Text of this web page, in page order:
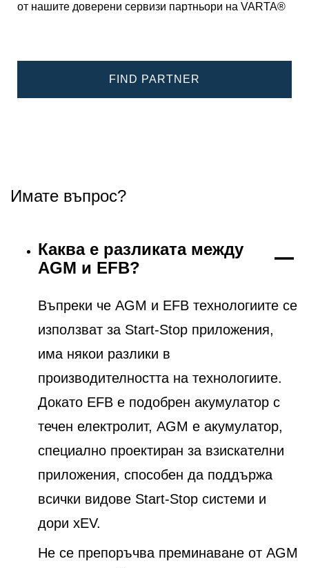
от нашите доверени сервизи партньори на VARTA®
FIND PARTNER
Имате въпрос?
Каква е разликата между
AGM и EFB?
Въпреки че AGM и EFB технологиите се
използват за Start-Stop приложения,
има някои разлики в
производителността на технологиите.
Докато EFB е подобрен акумулатор с
течен електролит, AGM е акумулатор,
специално проектиран за взискателни
приложения, способен да поддържа
всички видове Start-Stop системи и
дори xEV.
Не се препоръчва преминаване от AGM